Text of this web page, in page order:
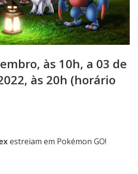
às 10h, a 03 de
às 20h (horário
estreiam em Pokémon GO!